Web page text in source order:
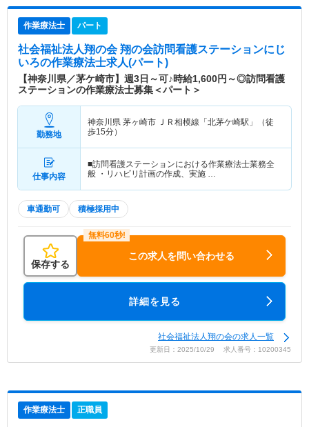
作業療法士 パート
社会福祉法人翔の会 翔の会訪問看護ステーションにじ
いろの作業療法士求人(パート)
【神奈川県／茅ケ崎市】週3日～可♪時給1,600円～◎訪問看護
ステーションの作業療法士募集＜パート＞
勤務地
神奈川県 茅ヶ崎市 ＪＲ相模線「北茅ケ崎駅」（徒
歩15分）
仕事内容
■訪問看護ステーションにおける作業療法士業務全
般 ・リハビリ計画の作成、実施 …
車通勤可 積極採用中
保存する
この求人を問い合わせる
詳細を見る
社会福祉法人翔の会の求人一覧
更新日：2025/10/29 求人番号：10200345
作業療法士 正職員